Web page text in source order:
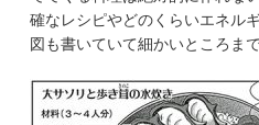
確なレシピやどのくらいエネル
図も書いていて細かいところま